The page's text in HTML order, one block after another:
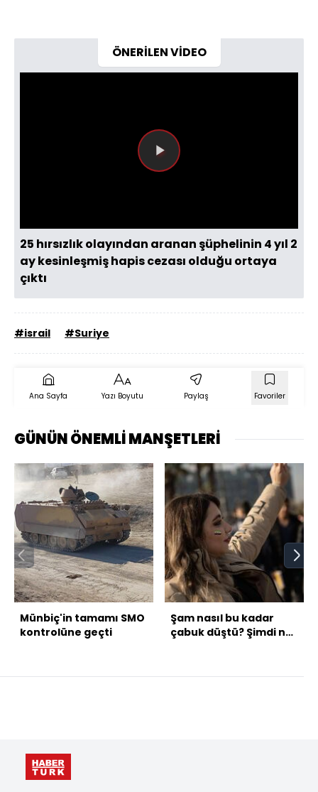
ÖNERİLEN VİDEO
Videoyu
25 hırsızlık olayından aranan şüphelinin 4 yıl 2
ay kesinleşmiş hapis cezası olduğu ortaya
çıktı
#israil #Suriye
Ana Sayfa Yazı Boyutu Paylaş Favoriler
GÜNÜN ÖNEMLİ MANŞETLERİ
Münbiç'in tamamı SMO
kontrolüne geçti
Şam nasıl bu kadar
çabuk düştü? Şimdi ne